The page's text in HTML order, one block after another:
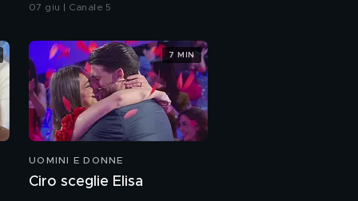
musicale degli anni '60
Wilma Goich e la
scomparsa della figlia
avuta con Edoardo
Vianello
Samantha De Grenet,
tra grande energia,
fragilità e tenacia
07 giu | Canale 5
UOMINI E DONNE
Ciro sceglie Elisa
7 MIN